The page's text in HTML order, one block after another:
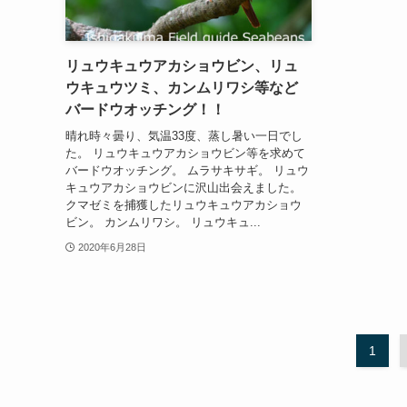
リュウキュウアカショウビン、リュ
ウキュウツミ、カンムリワシ等など
バードウオッチング！！
晴れ時々曇り、気温33度、蒸し暑い一日でし
た。 リュウキュウアカショウビン等を求めて
バードウオッチング。 ムラサキサギ。 リュウ
キュウアカショウビンに沢山出会えました。
クマゼミを捕獲したリュウキュウアカショウ
ビン。 カンムリワシ。 リュウキュ...
2020年6月28日
1